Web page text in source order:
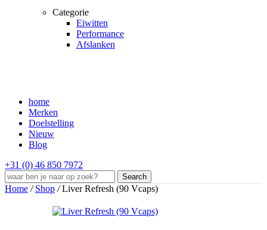
Categorie
Eiwitten
Performance
Afslanken
home
Merken
Doelstelling
Nieuw
Blog
+31 (0) 46 850 7972
Search
Home / Shop / Liver Refresh (90 Vcaps)